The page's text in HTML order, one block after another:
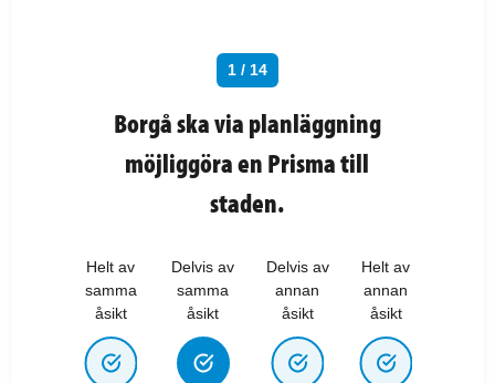
1 / 14
Borgå ska via planläggning
möjliggöra en Prisma till
staden.
Helt av
samma
åsikt
Delvis av
samma
åsikt
Delvis av
annan
åsikt
Helt av
annan
åsikt